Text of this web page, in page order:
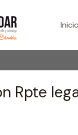
Inicio
Rpte